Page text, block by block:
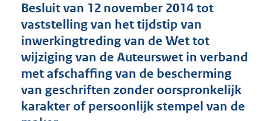
d
s
g
o
o
t
e
Besluit van 12 november 2014 tot
vaststelling van het tijdstip van
inwerkingtreding van de Wet tot
wijziging van de Auteurswet in verband
met afschaffing van de bescherming
van geschriften zonder oorspronkelijk
karakter of persoonlijk stempel van de